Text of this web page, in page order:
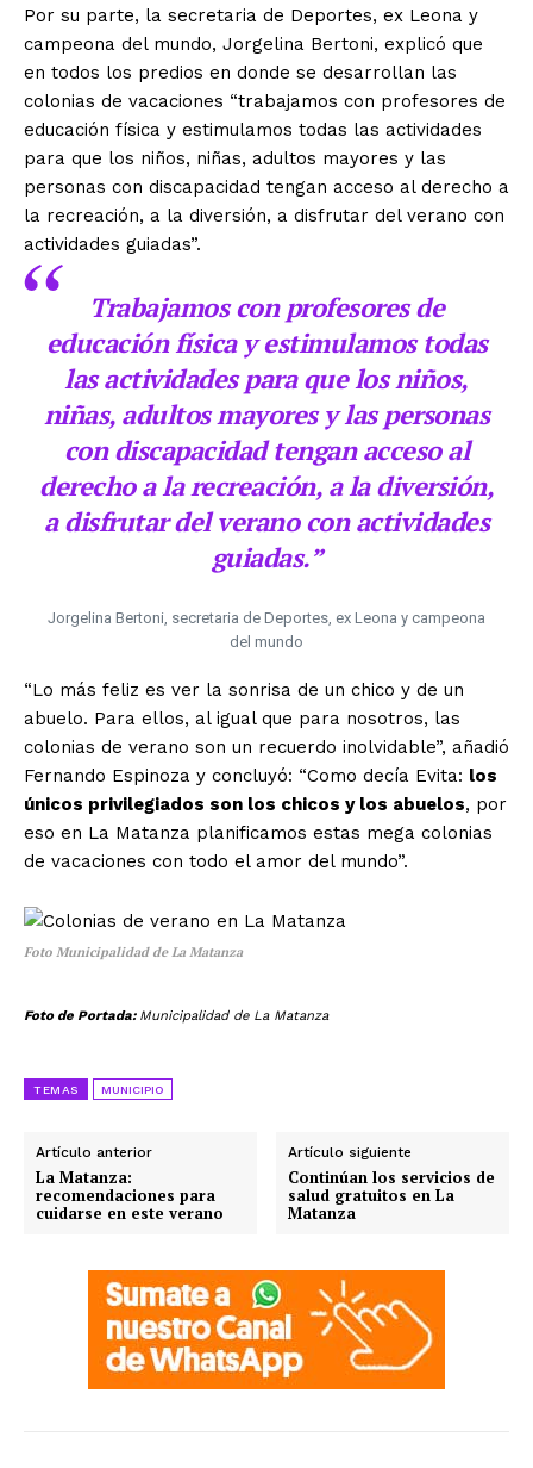
Por su parte, la secretaria de Deportes, ex Leona y
campeona del mundo, Jorgelina Bertoni, explicó que
en todos los predios en donde se desarrollan las
colonias de vacaciones “trabajamos con profesores de
educación física y estimulamos todas las actividades
para que los niños, niñas, adultos mayores y las
personas con discapacidad tengan acceso al derecho a
la recreación, a la diversión, a disfrutar del verano con
actividades guiadas”.
Trabajamos con profesores de
educación física y estimulamos todas
las actividades para que los niños,
niñas, adultos mayores y las personas
con discapacidad tengan acceso al
derecho a la recreación, a la diversión,
a disfrutar del verano con actividades
guiadas.”
Jorgelina Bertoni, secretaria de Deportes, ex Leona y campeona
del mundo
“Lo más feliz es ver la sonrisa de un chico y de un
abuelo. Para ellos, al igual que para nosotros, las
colonias de verano son un recuerdo inolvidable”, añadió
Fernando Espinoza y concluyó: “Como decía Evita: los
únicos privilegiados son los chicos y los abuelos, por
eso en La Matanza planificamos estas mega colonias
de vacaciones con todo el amor del mundo”.
Foto Municipalidad de La Matanza
Foto de Portada: Municipalidad de La Matanza
TEMAS MUNICIPIO
Artículo anterior
La Matanza:
recomendaciones para
cuidarse en este verano
Artículo siguiente
Continúan los servicios de
salud gratuitos en La
Matanza